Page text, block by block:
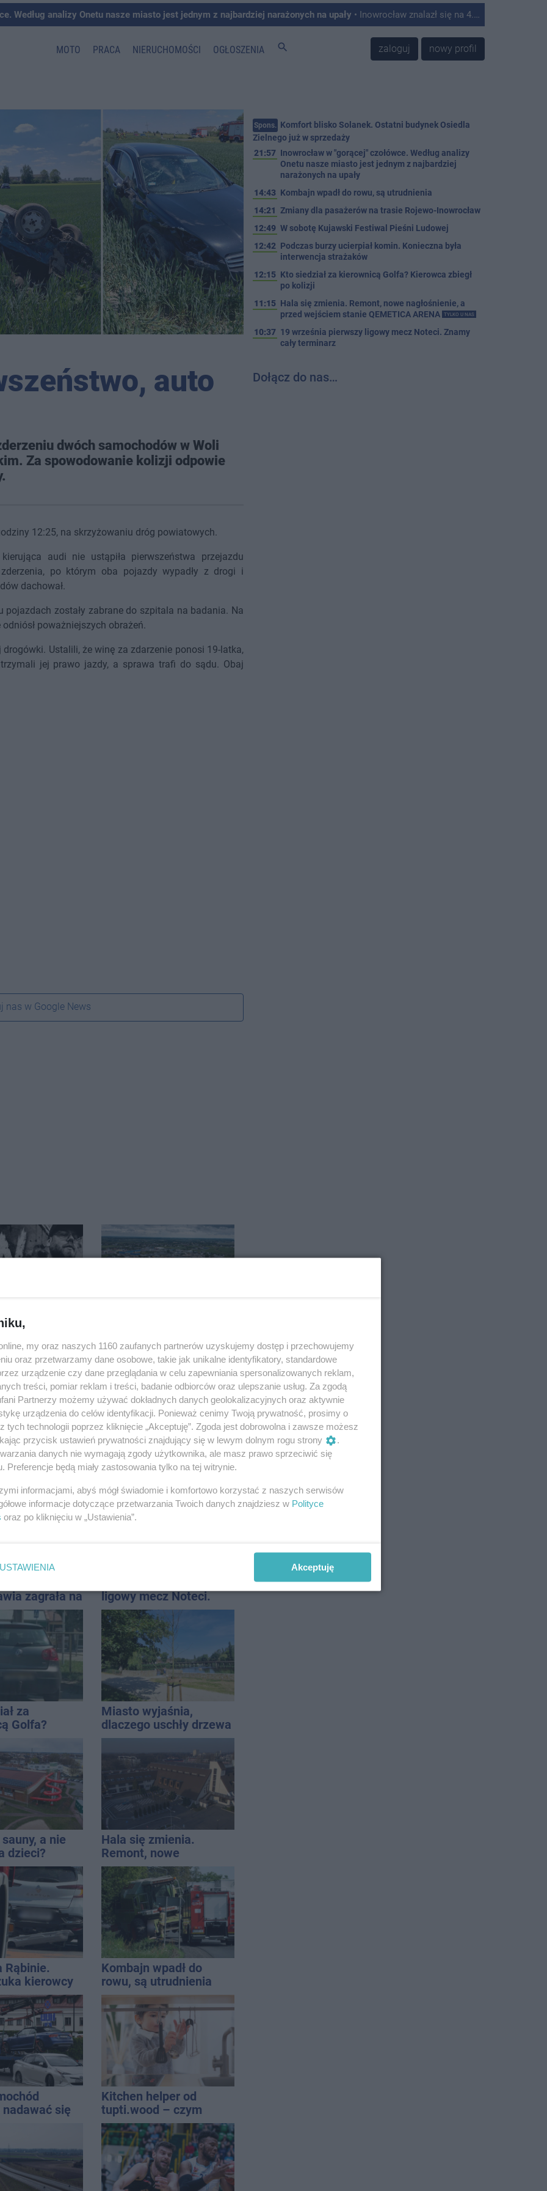
Według analizy Onetu nasze miasto jest jednym z najbardziej narażonych na upały • Inowrocław znalazł się na 4. miejscu w Polsce w rankingu miast najbardziej podatnych na skutki upałów. Tak wynika z analizy przygotowanej przez Onet, który opracował autorski Indeks Podatności na Upały na podstawie danych satelitarnych, informacji o zabudowie, ilości zieleni oraz struktury mieszkańców.
MOTO PRACA NIERUCHOMOŚCI OGŁOSZENIA search zaloguj nowy profil
auto
dwóch samochodów w Woli
Za spowodowanie kolizji odpowie
12:25, na skrzyżowaniu dróg powiatowych.
audi nie ustąpiła pierwszeństwa przejazdu
po którym oba pojazdy wypadły z drogi i
dachował.
zostały zabrane do szpitala na badania. Na
poważniejszych obrażeń.
Ustalili, że winę za zdarzenie ponosi 19-latka,
jej prawo jazdy, a sprawa trafi do sądu. Obaj
nas w Google News
Nowy
z
przeciwko
Groźna pogoda nad
naszym regionem
z tej
miasto wraca
Ruszyła modernizacja
remizy OSP w Pakości
zagrała na
Muzyczny
ligowy mecz Noteci.
Znamy cały terminarz
za
Golfa?
Miasto wyjaśnia,
dlaczego uschły drzewa
w Solankach. Radny: To
nieprawda
a nie
dzieci?
Hala się zmienia.
Remont, nowe
nagłośnienie, a przed
wejściem stanie
QEMETICA ARENA
Rąbinie.
kierowcy
Kombajn wpadł do
rowu, są utrudnienia
się
Kitchen helper od
tupti.wood – czym
wyróżnia się na tle
innych modeli?
Spons. Komfort blisko Solanek. Ostatni budynek Osiedla
Zielnego już w sprzedaży
21:57 Inowrocław w "gorącej" czołówce. Według analizy
Onetu nasze miasto jest jednym z najbardziej
narażonych na upały
14:43 Kombajn wpadł do rowu, są utrudnienia
14:21 Zmiany dla pasażerów na trasie Rojewo-Inowrocław
12:49 W sobotę Kujawski Festiwal Pieśni Ludowej
12:42 Podczas burzy ucierpiał komin. Konieczna była
interwencja strażaków
12:15 Kto siedział za kierownicą Golfa? Kierowca zbiegł
po kolizji
11:15 Hala się zmienia. Remont, nowe nagłośnienie, a
przed wejściem stanie QEMETICA ARENA
TYLKO U NAS
10:37 19 września pierwszy ligowy mecz Noteci. Znamy
cały terminarz
Dołącz do nas…
my oraz naszych 1160 zaufanych partnerów uzyskujemy dostęp i przechowujemy
oraz przetwarzamy dane osobowe, takie jak unikalne identyfikatory, standardowe
urządzenie czy dane przeglądania w celu zapewniania spersonalizowanych reklam,
treści, pomiar reklam i treści, badanie odbiorców oraz ulepszanie usług. Za zgodą
Partnerzy możemy używać dokładnych danych geolokalizacyjnych oraz aktywnie
urządzenia do celów identyfikacji. Ponieważ cenimy Twoją prywatność, prosimy o
tych technologii poprzez kliknięcie „Akceptuję”. Zgoda jest dobrowolna i zawsze możesz
przycisk ustawień prywatności znajdujący się w lewym dolnym rogu strony
.
danych nie wymagają zgody użytkownika, ale masz prawo sprzeciwić się
Preferencje będą miały zastosowania tylko na tej witrynie.
informacjami, abyś mógł świadomie i komfortowo korzystać z naszych serwisów
informacje dotyczące przetwarzania Twoich danych znajdziesz w Polityce
oraz po kliknięciu w „Ustawienia”.
USTAWIENIA Akceptuję